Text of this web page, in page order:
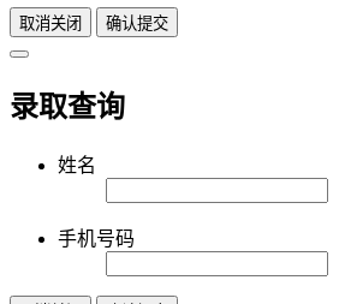
取消关闭 确认提交
录取查询
姓名
手机号码